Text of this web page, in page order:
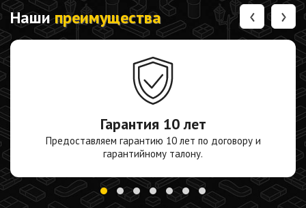
Нашипреимущества
Гарантия 10 лет
Предоставляем гарантию 10 лет по договору и
гарантийному талону.
‹ ›